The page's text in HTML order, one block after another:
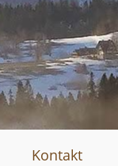
Kontakt